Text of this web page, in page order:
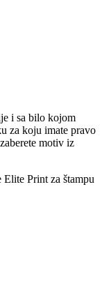
i sa bilo kojom
za koju imate pravo
motiv iz
Print za štampu